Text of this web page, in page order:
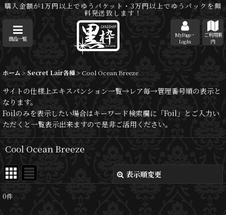
購入金額が1万円以上でゆうパケット・3万円以上でゆうパックを無
料発送致します！
商品一覧
MyPage・
Log-In
ご利用案
内
ホーム > Secret Lair各種> Cool Ocean Breeze
サイトの仕様上エキスパンション一覧→レア毎→管理番号順の表示と
なります。
Foilのみを表示したい場合はキーワード検索欄に「Foil」とご入力い
ただくと一覧表示出来ますので是非ご活用ください。
Cool Ocean Breeze
表示順変更
表示数
0件